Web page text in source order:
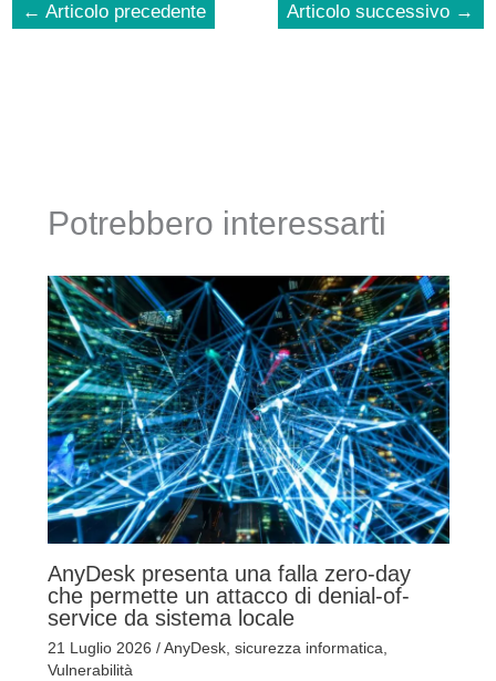
← Articolo precedente Articolo successivo →
Potrebbero interessarti
AnyDesk presenta una falla zero-day
che permette un attacco di denial-of-
service da sistema locale
21 Luglio 2026 /AnyDesk, sicurezza informatica
Vulnerabilità